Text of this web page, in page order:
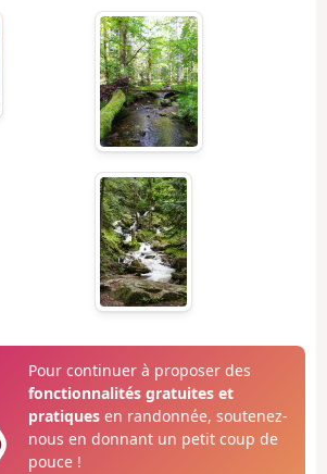
Pour continuer à proposer des
fonctionnalités gratuites et
pratiquesen randonnée, soutenez-
nous en donnant un petit coup de
pouce !